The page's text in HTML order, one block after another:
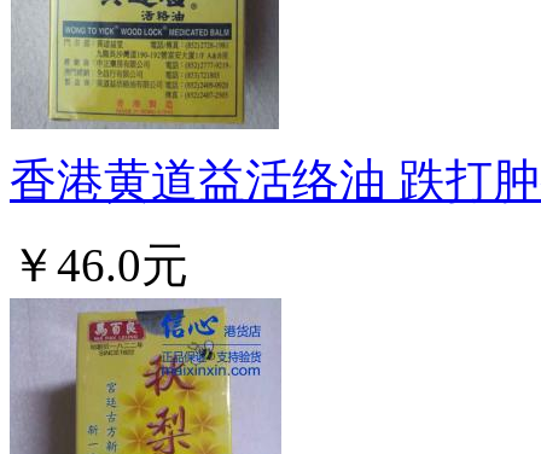
香港黄道益活络油 跌打
￥46.0元